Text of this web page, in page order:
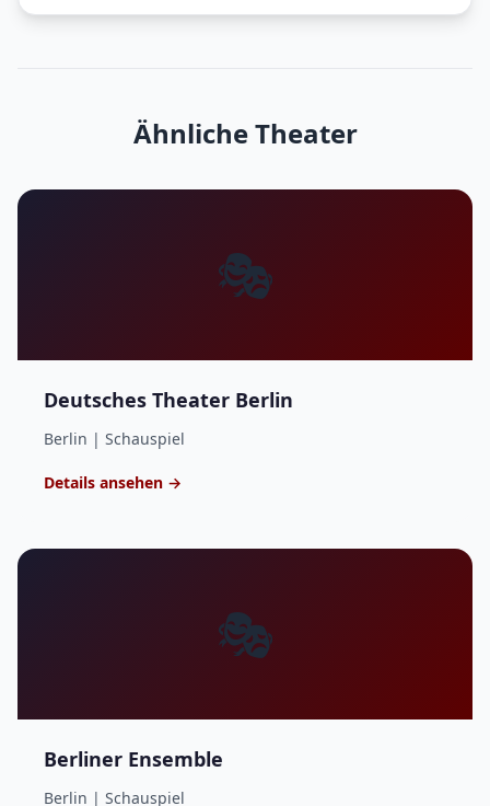
Ähnliche Theater
🎭
Deutsches Theater Berlin
Berlin | Schauspiel
Details ansehen →
🎭
Berliner Ensemble
Berlin | Schauspiel